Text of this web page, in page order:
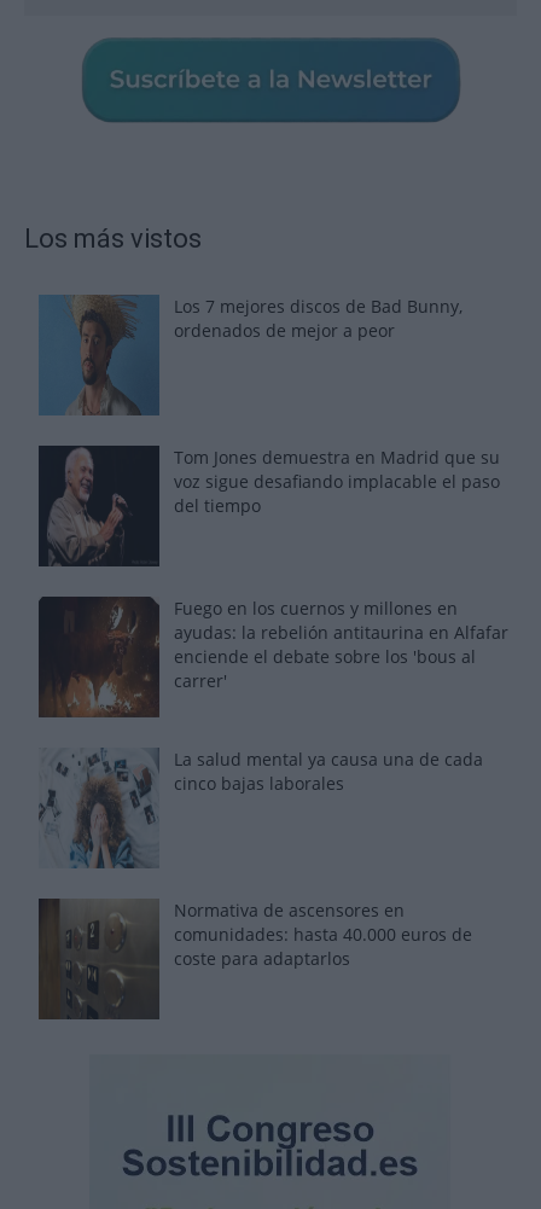
Los más vistos
Los 7 mejores discos de Bad Bunny,
ordenados de mejor a peor
Tom Jones demuestra en Madrid que su
voz sigue desafiando implacable el paso
del tiempo
Fuego en los cuernos y millones en
ayudas: la rebelión antitaurina en Alfafar
enciende el debate sobre los 'bous al
carrer'
La salud mental ya causa una de cada
cinco bajas laborales
Normativa de ascensores en
comunidades: hasta 40.000 euros de
coste para adaptarlos